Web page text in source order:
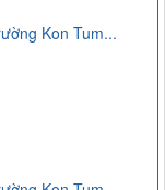
Kon Tum...